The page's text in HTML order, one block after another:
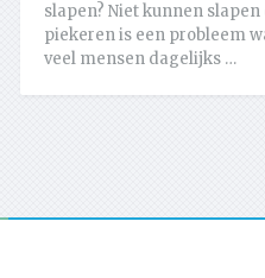
slapen? Niet kunnen slapen
piekeren is een probleem
veel mensen dagelijks …